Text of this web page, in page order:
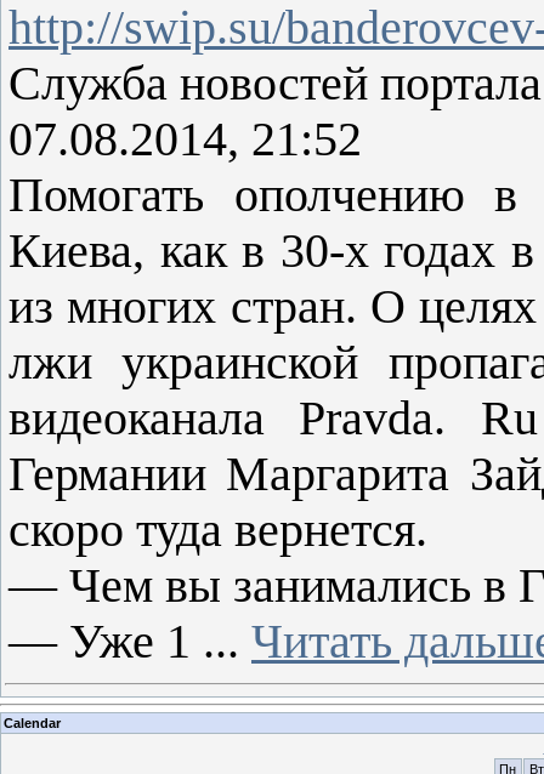
http://swip.su/
Служба новостей
07.08.2014, 21:52
Помогать ополчению в
Киева, как в 30-х годах
из многих стран. О
лжи украинской
видеоканала Pravda.
Германии Маргарита
скоро туда вернется.
— Чем вы занимались в
— Уже 1 ... Читать
Calendar
Пн
Вт